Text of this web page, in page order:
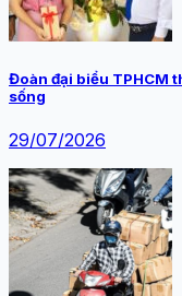
Đoàn đại biểu TPHCM
sống
29/07/2026